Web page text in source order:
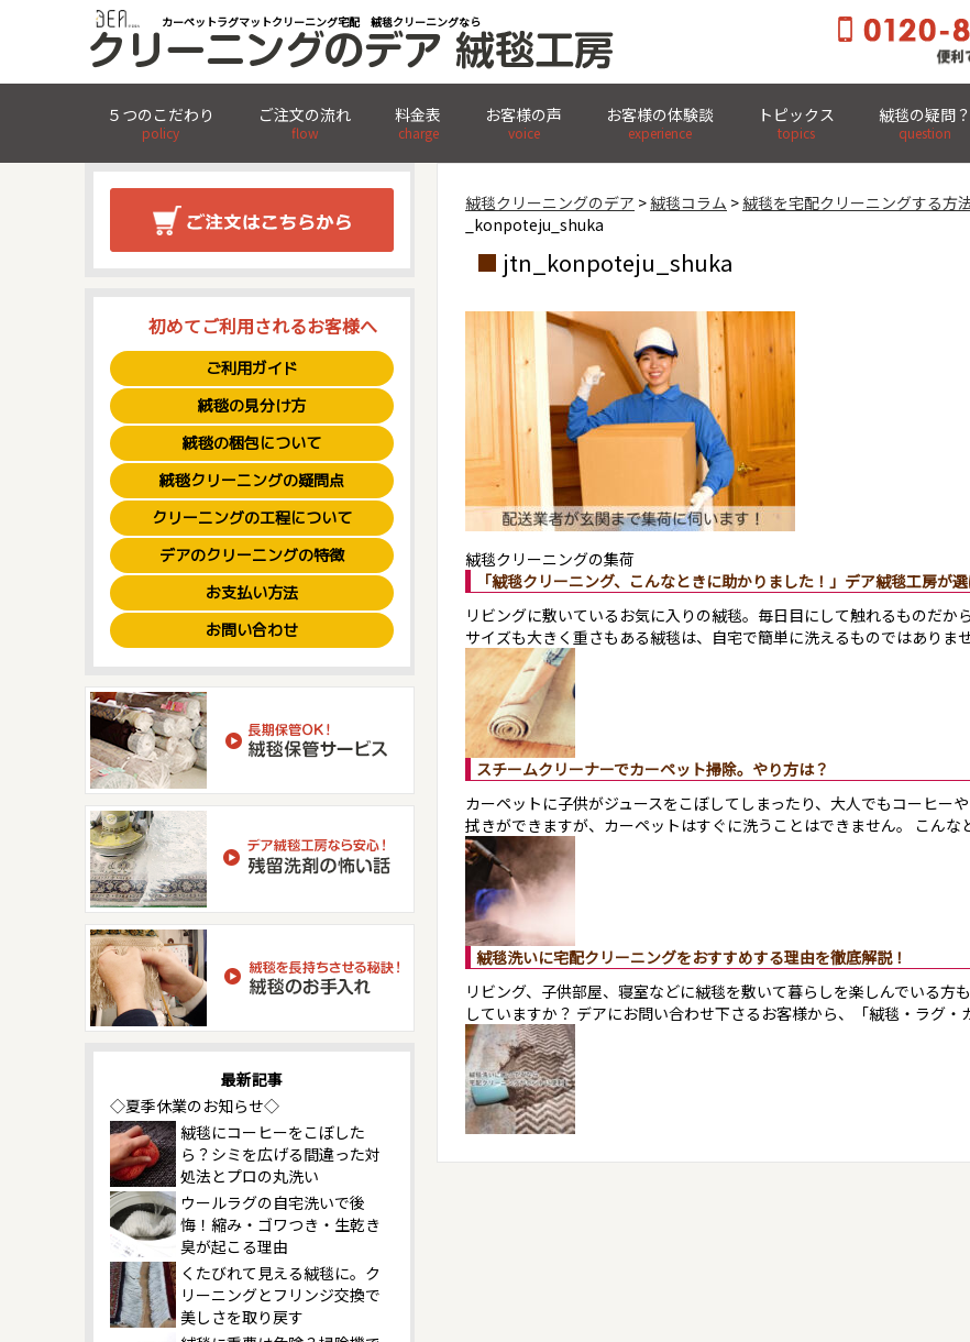
カーペットラグマットクリーニング宅配 絨毯クリーニングなら
５つのこだわり
policy
ご注文の流れ
flow
料金表
charge
お客様の声
voice
お客様の体験談
experience
トピックス
topics
絨毯の疑問？
question
玄関先まで集荷・集配OK! 全国宅配クリーニング
絨毯クリーニングのデア >絨毯コラム >絨毯を宅配クリーニングする方
_konpoteju_shuka
jtn_konpoteju_shuka
絨毯クリーニングの集荷
「絨毯クリーニング、こんなときに助かりました！」デア絨毯工房が
リビングに敷いているお気に入りの絨毯。毎日目にして触れるものだか
サイズも大きく重さもある絨毯は、自宅で簡単に洗えるものではありま
スチームクリーナーでカーペット掃除。やり方は？
カーペットに子供がジュースをこぼしてしまったり、大人でもコーヒー
拭きができますが、カーペットはすぐに洗うことはできません。 こんな
絨毯洗いに宅配クリーニングをおすすめする理由を徹底解説！
リビング、子供部屋、寝室などに絨毯を敷いて暮らしを楽しんでいる方
していますか？ デアにお問い合わせ下さるお客様から、「絨毯・ラグ
初めてご利用されるお客様へ
ご利用ガイド
絨毯の見分け方
絨毯の梱包について
絨毯クリーニングの疑問点
クリーニングの工程について
デアのクリーニングの特徴
お支払い方法
お問い合わせ
最新記事
◇夏季休業のお知らせ◇
絨毯にコーヒーをこぼした
ら？シミを広げる間違った対
処法とプロの丸洗い
ウールラグの自宅洗いで後
悔！縮み・ゴワつき・生乾き
臭が起こる理由
くたびれて見える絨毯に。ク
リーニングとフリンジ交換で
美しさを取り戻す